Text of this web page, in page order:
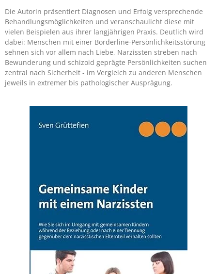
Die Autorin präsentiert Diagnosen und Erfolg versprechende
Behandlungsmöglichkeiten und veranschaulicht diese mit
vielen Beispielen aus ihrer langjährigen Praxis. Deutlich wird
dabei: Menschen mit einer Borderline-Persönlichkeitsstörung
sehnen sich vor allem nach Liebe, Narzissten streben nach
Bewunderung und schizoid geprägte Persönlichkeiten suchen
zentral nach Sicherheit - im Vergleich zu anderen Menschen
jeweils in extremer bis pathologischer Ausprägung.